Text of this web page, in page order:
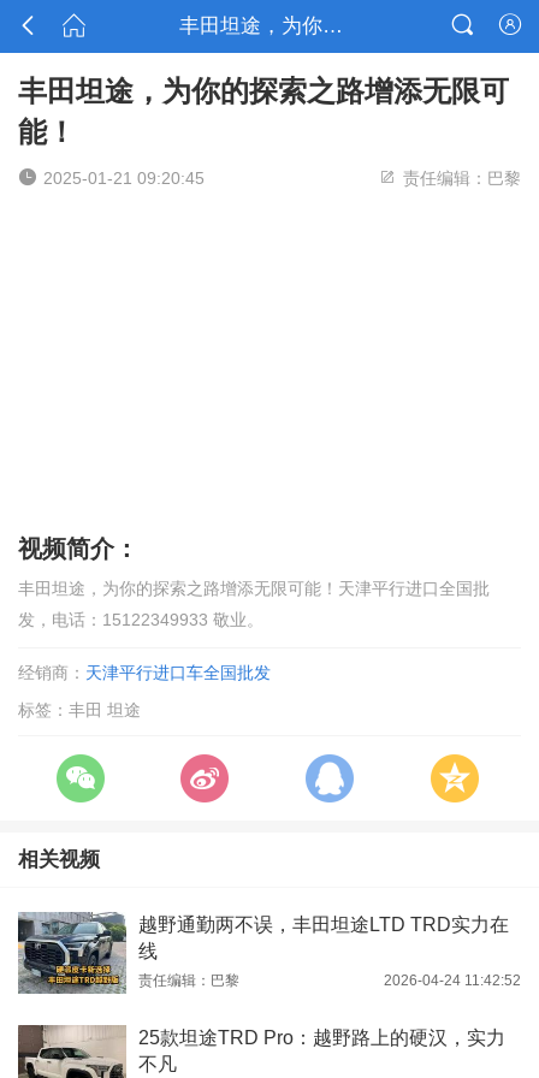
  丰田坦途，为你的探索之路增添无限可能！ 

丰田坦途，为你的探索之路增添无限可
能！
 2025-01-21 09:20:45  责任编辑：巴黎
视频简介：
丰田坦途，为你的探索之路增添无限可能！天津平行进口全国批
发，电话：15122349933 敬业。
经销商： 天津平行进口车全国批发
标签：丰田 坦途
相关视频
越野通勤两不误，丰田坦途LTD TRD实力在
线
责任编辑：巴黎 2026-04-24 11:42:52
25款坦途TRD Pro：越野路上的硬汉，实力
不凡